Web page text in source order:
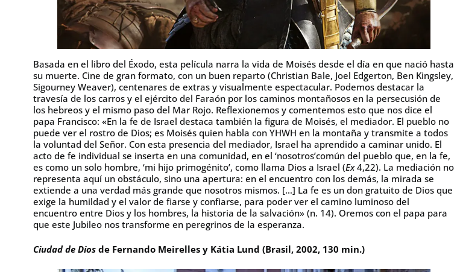
Basada en el libro del Éxodo, esta película narra la vida de Moisés desde el día en que nació hasta
su muerte. Cine de gran formato, con un buen reparto (Christian Bale, Joel Edgerton, Ben Kingsley,
Sigourney Weaver), centenares de extras y visualmente espectacular. Podemos destacar la
travesía de los carros y el ejército del Faraón por los caminos montañosos en la persecusión de
los hebreos y el mismo paso del Mar Rojo. Reflexionemos y comentemos esto que nos dice el
papa Francisco: «En la fe de Israel destaca también la figura de Moisés, el mediador. El pueblo no
puede ver el rostro de Dios; es Moisés quien habla con YHWH en la montaña y transmite a todos
la voluntad del Señor. Con esta presencia del mediador, Israel ha aprendido a caminar unido. El
acto de fe individual se inserta en una comunidad, en el ‘nosotros’común del pueblo que, en la fe,
es como un solo hombre, ‘mi hijo primogénito’, como llama Dios a Israel (Ex4,22). La mediación no
representa aquí un obstáculo, sino una apertura: en el encuentro con los demás, la mirada se
extiende a una verdad más grande que nosotros mismos. […] La fe es un don gratuito de Dios que
exige la humildad y el valor de fiarse y confiarse, para poder ver el camino luminoso del
encuentro entre Dios y los hombres, la historia de la salvación» (n. 14). Oremos con el papa para
que este Jubileo nos transforme en peregrinos de la esperanza.
Ciudad de Dios de Fernando Meirelles y Kátia Lund (Brasil, 2002, 130 min.)